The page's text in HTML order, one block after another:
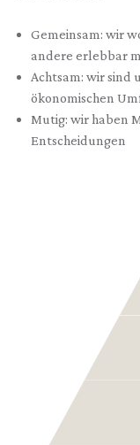
Gemeinsam: wir
andere erlebbar
Achtsam: wir sind
ökonomischen
Mutig: wir haben
Entscheidungen